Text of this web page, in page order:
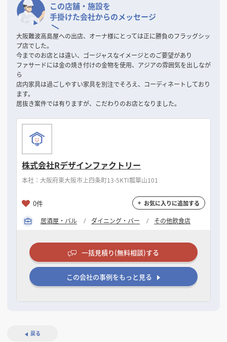
この店舗・施設を
手掛けた会社からのメッセージ
大阪難波高島屋への出店、オーナ様にとっては正に勝負のフラッグシッ
プ店でした。
今までのお店とは違い、ゴージャスなイメージとのご要望があり
ファサードには金の焼き付けの金物を使用、アジアの雰囲気を出しなが
ら
店内家具は過ごしやすい家具を別注でそろえ、コーディネートしており
ます。
居抜き案件では有りますが、こだわりのお店となりました。
株式会社Rデザインファクトリー
本社：大阪府東大阪市上四条町13-5KTI瓢箪山101
0件 お気に入りに追加する
居酒屋・バル ダイニング・バー その他飲食店
一括見積り(無料相談)する
この会社の事例をもっと見る
戻る